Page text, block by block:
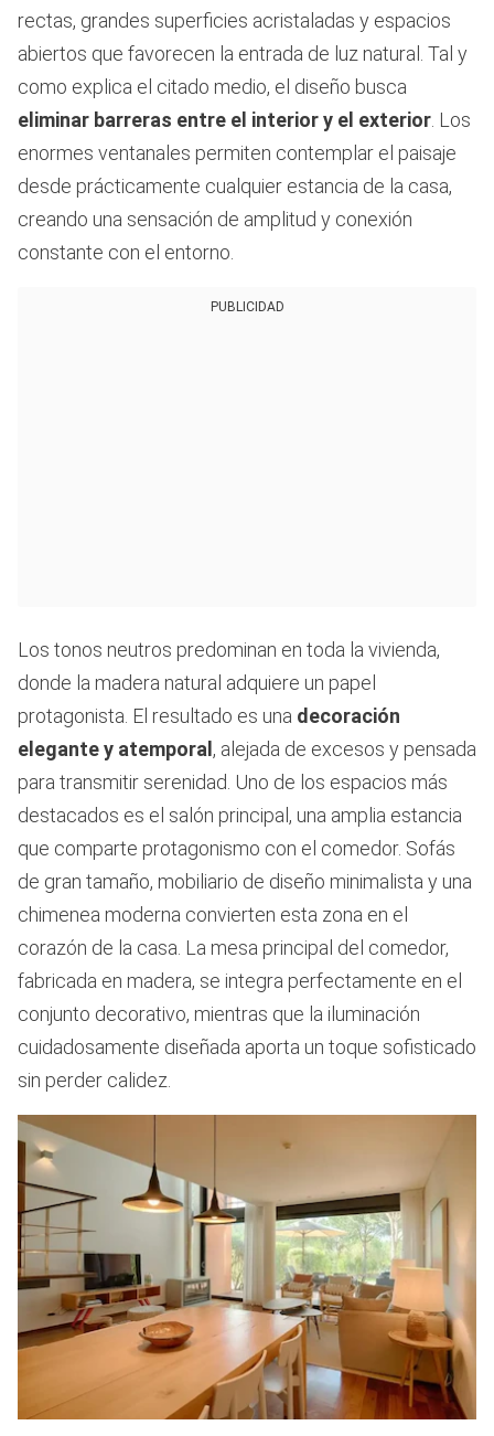
rectas, grandes superficies acristaladas y espacios
abiertos que favorecen la entrada de luz natural. Tal y
como explica el citado medio, el diseño busca
eliminar barreras entre el interior y el exterior . Los
enormes ventanales permiten contemplar el paisaje
desde prácticamente cualquier estancia de la casa,
creando una sensación de amplitud y conexión
constante con el entorno.
PUBLICIDAD
Los tonos neutros predominan en toda la vivienda,
donde la madera natural adquiere un papel
protagonista. El resultado es una decoración
elegante y atemporal, alejada de excesos y pensada
para transmitir serenidad. Uno de los espacios más
destacados es el salón principal, una amplia estancia
que comparte protagonismo con el comedor. Sofás
de gran tamaño, mobiliario de diseño minimalista y una
chimenea moderna convierten esta zona en el
corazón de la casa. La mesa principal del comedor,
fabricada en madera, se integra perfectamente en el
conjunto decorativo, mientras que la iluminación
cuidadosamente diseñada aporta un toque sofisticado
sin perder calidez.